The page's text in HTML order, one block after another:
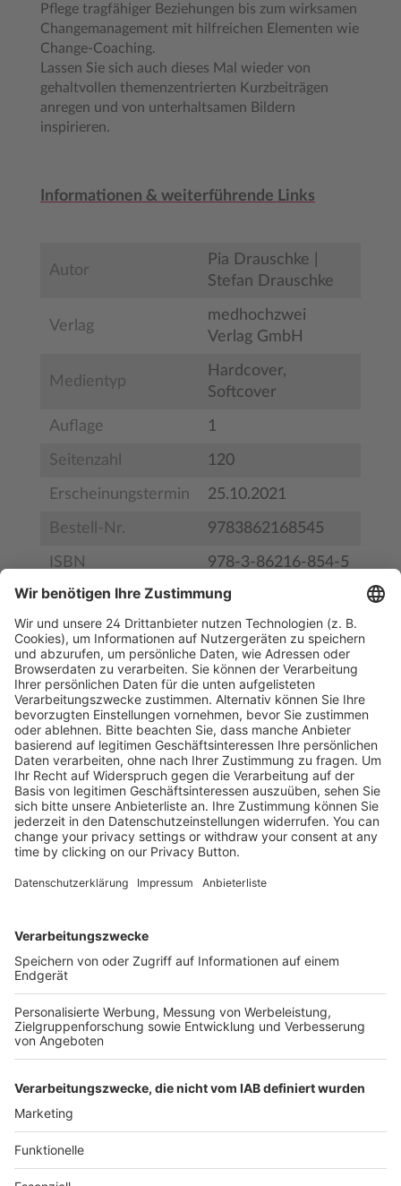
Pflege tragfähiger Beziehungen bis zum wirksamen
Changemanagement mit hilfreichen Elementen wie
Change-Coaching.
Lassen Sie sich auch dieses Mal wieder von
gehaltvollen themenzentrierten Kurzbeiträgen
anregen und von unterhaltsamen Bildern
inspirieren.
Informationen & weiterführende Links
Autor
Pia Drauschke |
Stefan Drauschke
Verlag
medhochzwei
Verlag GmbH
Medientyp
Hardcover,
Softcover
Auflage 1
Seitenzahl 120
Erscheinungstermin 25.10.2021
Bestell-Nr. 9783862168545
ISBN 978-3-86216-854-5
Inhaltsverzeichnis
Kostenlose Rücksendung bis zu 14 Tage nach
Bestelleingang (innerhalb Deutschlands).
Versandkosten.
Der Bestellprozess ist mit Hilfe eines SSL-
SERVICE HOTLINE
SHOP SERVICE